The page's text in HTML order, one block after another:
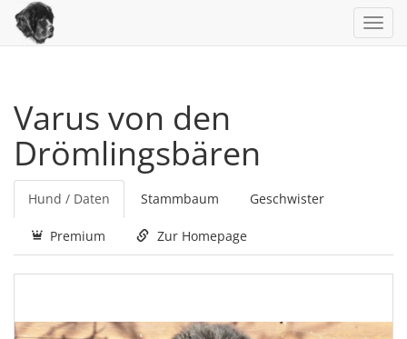
Varus von den
Drömlingsbären
Hund / Daten Stammbaum Geschwister
Premium Zur Homepage